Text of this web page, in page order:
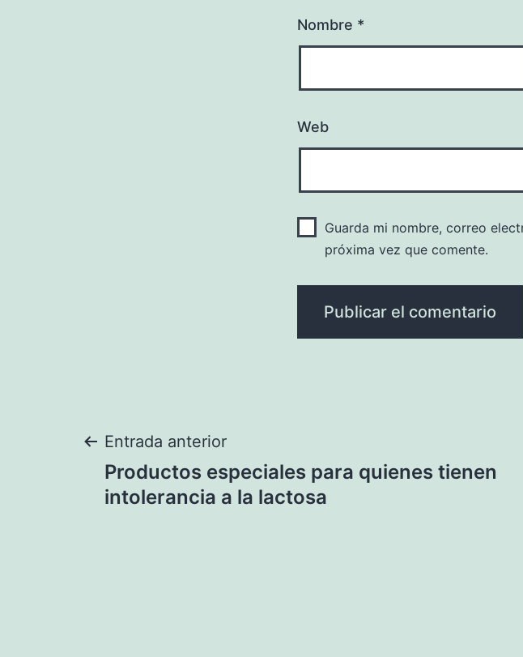
Nombre *
Web
Guarda mi nombre, correo
próxima vez que comente.
Navegación
de
Entrada anterior
Productos especiales para quienes tienen
intolerancia a la lactosa